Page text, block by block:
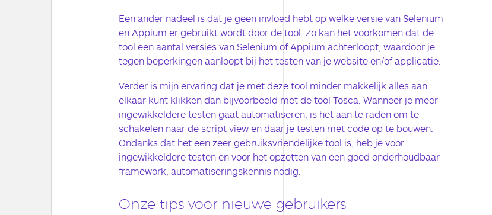
Een ander nadeel is dat je geen invloed hebt op welke versie van Selenium
en Appium er gebruikt wordt door de tool. Zo kan het voorkomen dat de
tool een aantal versies van Selenium of Appium achterloopt, waardoor je
tegen beperkingen aanloopt bij het testen van je website en/of applicatie.
Verder is mijn ervaring dat je met deze tool minder makkelijk alles aan
elkaar kunt klikken dan bijvoorbeeld met de tool Tosca. Wanneer je meer
ingewikkeldere testen gaat automatiseren, is het aan te raden om te
schakelen naar de script view en daar je testen met code op te bouwen.
Ondanks dat het een zeer gebruiksvriendelijke tool is, heb je voor
ingewikkeldere testen en voor het opzetten van een goed onderhoudbaar
framework, automatiseringskennis nodig.
Onze tips voor nieuwe gebruikers